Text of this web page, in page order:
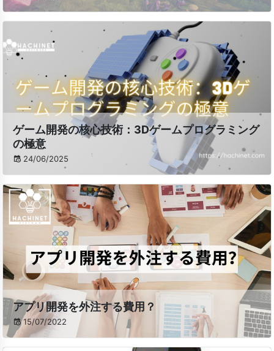
ゲーム開発の核心技術：3Dゲームプログラミング
の極意
24/06/2025
アプリ開発を外注する費用？
15/07/2022